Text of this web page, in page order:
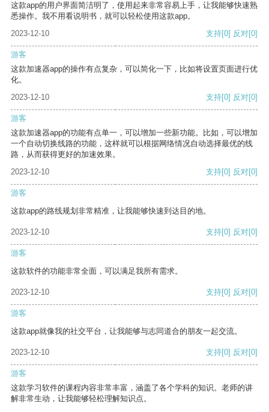
这款app的用户界面简洁明了，使用起来非常容易上手，让我能够快速熟
悉操作。我不用看说明书，就可以轻松使用这款app。
2023-12-10
支持[0] 反对[0]
游客
这款加速器app的操作有点复杂，可以简化一下，比如将设置页面进行优
化。
2023-12-10
支持[0] 反对[0]
游客
这款加速器app的功能有点单一，可以增加一些新功能。比如，可以增加
一个自动切换线路的功能，这样就可以根据网络情况自动选择最优的线
路，从而获得更好的加速效果。
2023-12-10
支持[0] 反对[0]
游客
这款app的路线规划非常精准，让我能够快速到达目的地。
2023-12-10 支持[0] 反对[0]
游客
这款软件的功能非常全面，可以满足我所有需求。
2023-12-10 支持[0] 反对[0]
游客
这款app就像我的社交平台，让我能够与志同道合的朋友一起交流。
2023-12-10 支持[0] 反对[0]
游客
这款学习软件的课程内容非常丰富，涵盖了各个学科的知识。老师的讲
解非常生动，让我能够轻松理解知识点。